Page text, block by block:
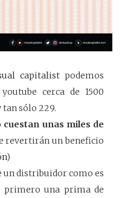
capitalistpodemos
cerca de 1500
sólo 229.
cuestan unas miles de
revertirán un beneficio
)
un distribuidor como es
primero una prima de